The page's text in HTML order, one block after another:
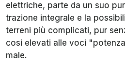
elettriche, parte da un suo
trazione integrale e la
terreni più complicati, pur
cosi elevati alle voci
male.